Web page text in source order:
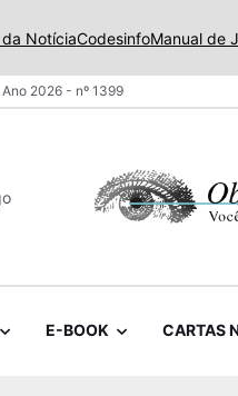
NotíciaCodesinfoManual de
2026 - nº 1399
E-BOOK CARTAS